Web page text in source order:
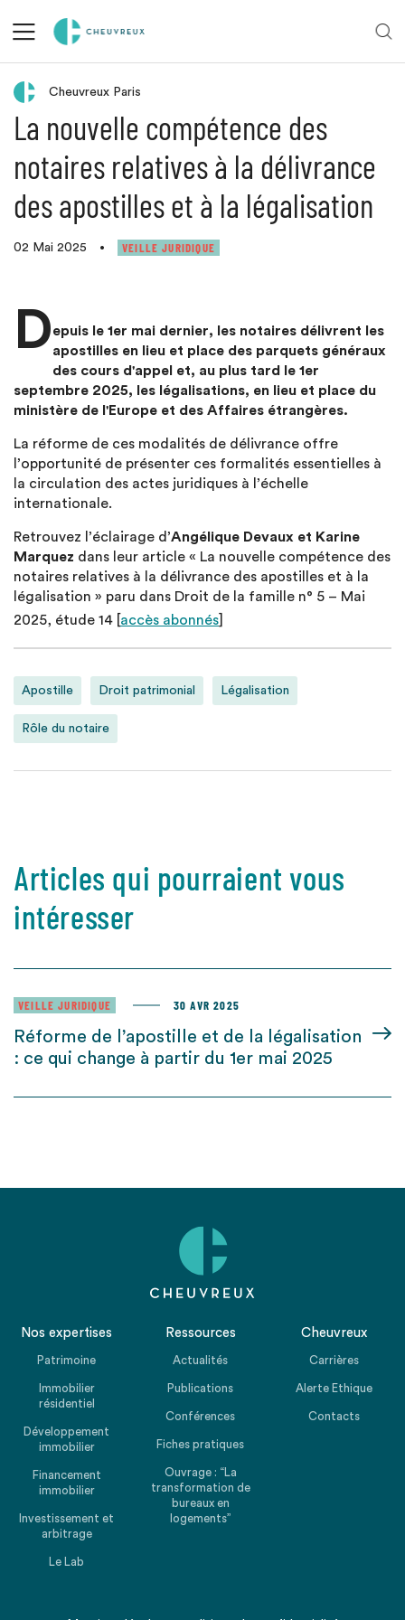
Retour aux actualités
Cheuvreux Paris
La nouvelle compétence des
notaires relatives à la délivrance
des apostilles et à la légalisation
02 Mai 2025 • VEILLE JURIDIQUE
Depuis le 1er mai dernier, les notaires délivrent les
apostilles en lieu et place des parquets généraux
des cours d'appel et, au plus tard le 1er
septembre 2025, les légalisations, en lieu et place du
ministère de l'Europe et des Affaires étrangères.
La réforme de ces modalités de délivrance offre
l’opportunité de présenter ces formalités essentielles à
la circulation des actes juridiques à l’échelle
internationale.
Retrouvez l’éclairage d’Angélique Devaux et Karine
Marquez dans leur article « La nouvelle compétence des
notaires relatives à la délivrance des apostilles et à la
légalisation » paru dans Droit de la famille n° 5 – Mai
2025, étude 14 [ accès abonnés
Apostille Droit patrimonial Légalisation
Rôle du notaire
Articles qui pourraient vous
intéresser
VEILLE JURIDIQUE 30 AVR 2025
Réforme de l’apostille et de la légalisation
: ce qui change à partir du 1er mai 2025
Nos expertises
Patrimoine
Immobilier
résidentiel
Développement
immobilier
Financement
immobilier
Investissement et
arbitrage
Le Lab
Ressources
Actualités
Publications
Conférences
Fiches pratiques
Ouvrage : “La
transformation de
bureaux en
logements”
Cheuvreux
Carrières
Alerte Ethique
Contacts